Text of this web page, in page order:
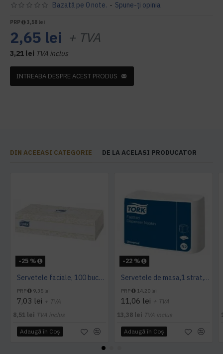
Bazată pe 0 note. - Spune-ţi opinia
PRP 3,58 lei
2,65 lei + TVA
3,21 lei TVA inclus
INTREABA DESPRE ACEST PRODUS
DIN ACEEASI CATEGORIE DE LA ACELASI PRODUCATOR
-25 %
Servetele faciale, 100 bucati / pachet, Tork
PRP 9,35 lei
7,03 lei + TVA
8,51 lei TVA inclus
Adaugă în Coş
-22 %
Servetele de masa,1 strat, Tork, 300 buc/pachet
PRP 14,20 lei
11,06 lei + TVA
13,38 lei TVA inclus
Adaugă în Coş